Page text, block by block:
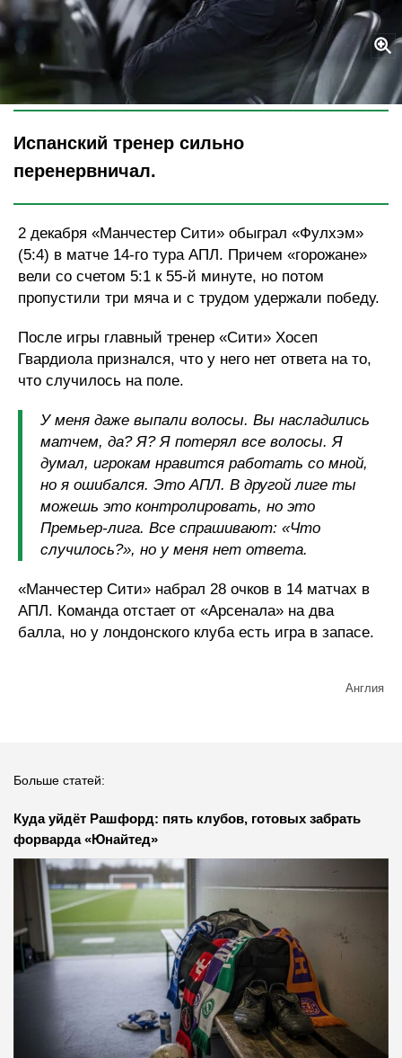
Испанский тренер сильно
перенервничал.
2 декабря «Манчестер Сити» обыграл «Фулхэм»
(5:4) в матче 14-го тура АПЛ. Причем «горожане»
вели со счетом 5:1 к 55-й минуте, но потом
пропустили три мяча и с трудом удержали победу.
После игры главный тренер «Сити» Хосеп
Гвардиола признался, что у него нет ответа на то,
что случилось на поле.
У меня даже выпали волосы. Вы насладились
матчем, да? Я? Я потерял все волосы. Я
думал, игрокам нравится работать со мной,
но я ошибался. Это АПЛ. В другой лиге ты
можешь это контролировать, но это
Премьер-лига. Все спрашивают: «Что
случилось?», но у меня нет ответа.
«Манчестер Сити» набрал 28 очков в 14 матчах в
АПЛ. Команда отстает от «Арсенала» на два
балла, но у лондонского клуба есть игра в запасе.
Англия
Больше статей:
Куда уйдёт Рашфорд: пять клубов, готовых забрать
форварда «Юнайтед»